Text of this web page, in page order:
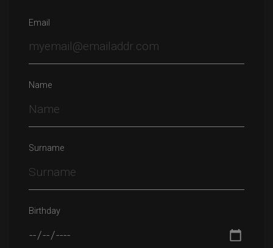
Email
Name
Surname
Birthday